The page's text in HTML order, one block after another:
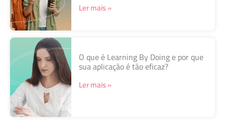
Ler mais »
O que é Learning By Doing e por que
sua aplicação é tão eficaz?
Ler mais »